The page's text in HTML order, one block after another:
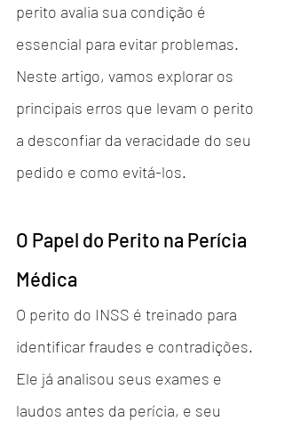
perito avalia sua condição é
essencial para evitar problemas.
Neste artigo, vamos explorar os
principais erros que levam o perito
a desconfiar da veracidade do seu
pedido e como evitá-los.
O Papel do Perito na Perícia
Médica
O perito do INSS é treinado para
identificar fraudes e contradições.
Ele já analisou seus exames e
laudos antes da perícia, e seu